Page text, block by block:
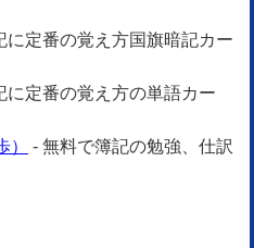
に定番の覚え方国旗暗記カー
に定番の覚え方の単語カー
- 無料で簿記の勉強、仕訳